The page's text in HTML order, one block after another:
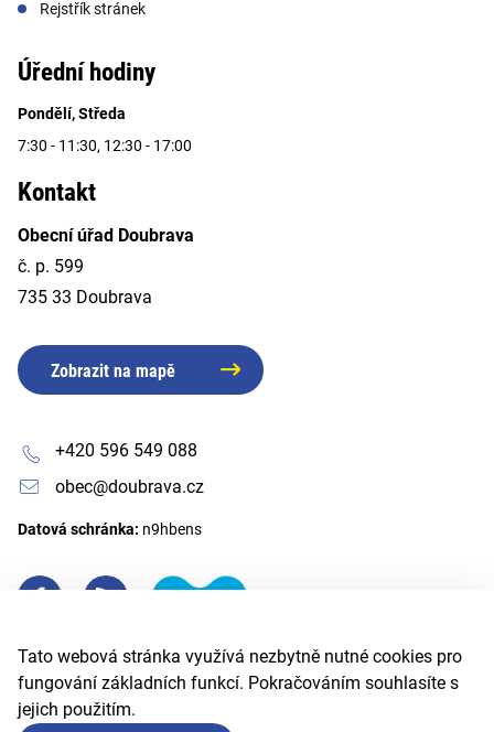
Tato webová stránka využívá nezbytně nutné cookies pro
fungování základních funkcí. Pokračováním souhlasíte s
jejich použitím.
Rejstřík stránek
Úřední hodiny
Pondělí, Středa
7:30 - 11:30, 12:30 - 17:00
Kontakt
Obecní úřad Doubrava
č. p. 599
735 33 Doubrava
Zobrazit na mapě
+420 596 549 088
obec@doubrava.cz
Datová schránka: n9hbens